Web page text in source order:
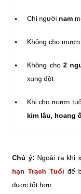
Chỉ người nam
Không cho
Không cho2
xung đột
Khi cho mượn
kim lâu, hoang
Chú ý: Ngoài ra khi
hạn Trạch Tuổi để
được tốt hơn.